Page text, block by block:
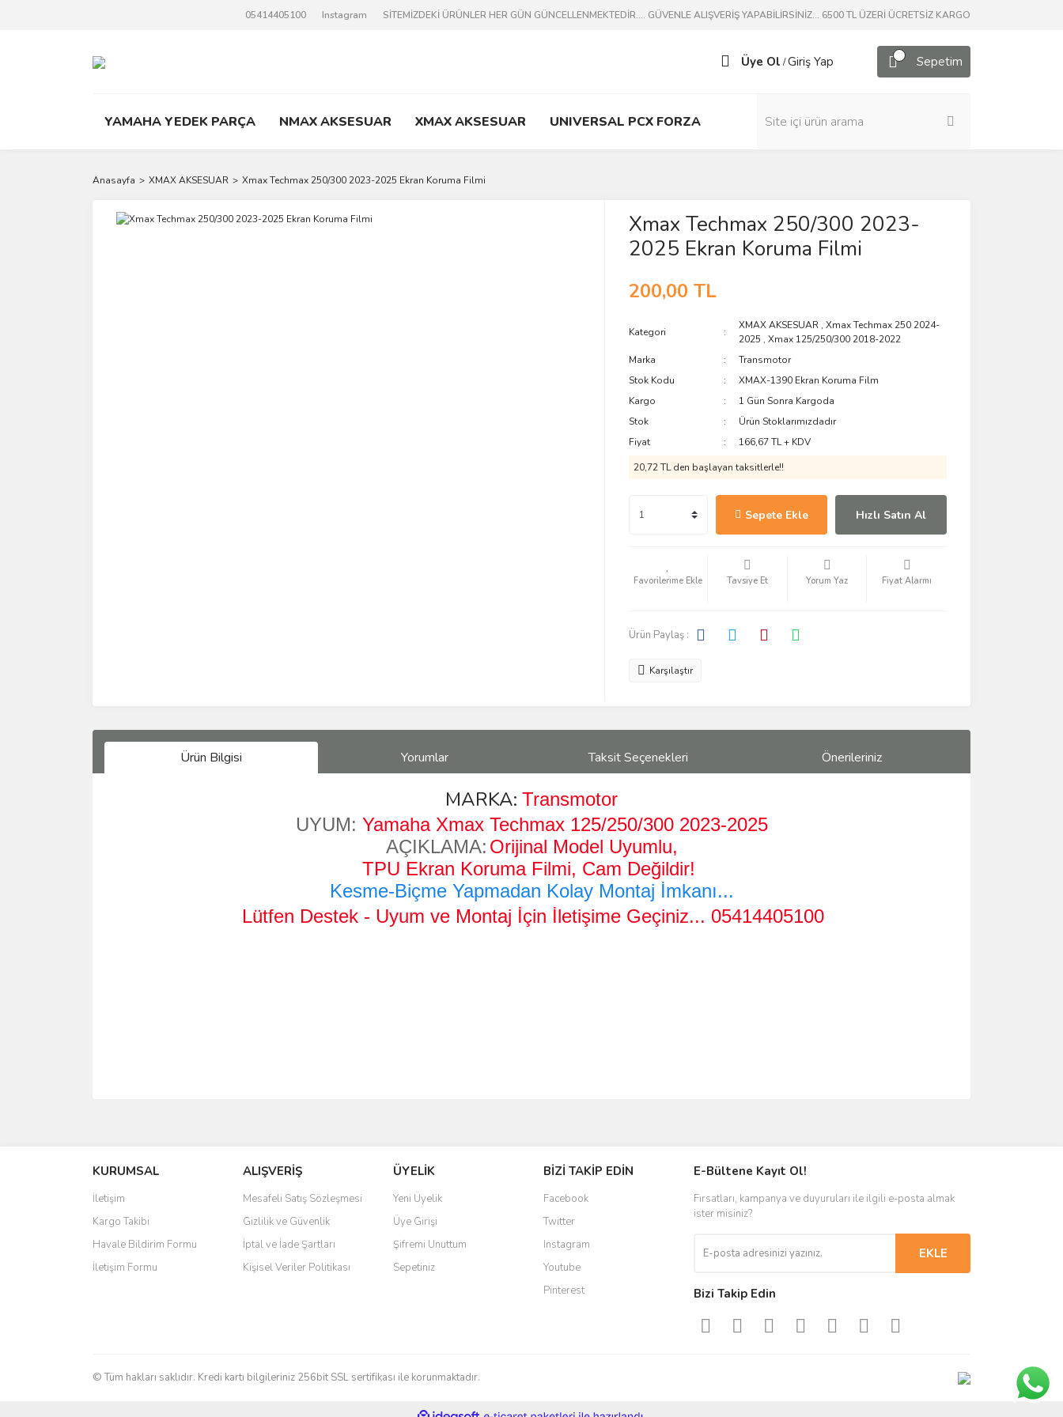
05414405100 Instagram SİTEMİZDEKİ ÜRÜNLER HER GÜN GÜNCELLENMEKTEDİR.... GÜVENLE ALIŞVERİŞ YAPABİLİRSİNİZ... 6500 TL ÜZERİ ÜCRETSİZ KARGO
Üye Ol /Giriş Yap Sepetim
YAMAHA YEDEK PARÇA NMAX AKSESUAR XMAX AKSESUAR UNIVERSAL PCX FORZA
Anasayfa XMAX AKSESUAR Xmax Techmax 250/300 2023-2025 Ekran Koruma Filmi
Xmax Techmax 250/300 2023-
2025 Ekran Koruma Filmi
200,00 TL
Kategori
XMAX AKSESUAR ,Xmax Techmax 250 2024-
2025 ,Xmax 125/250/300 2018-2022
Marka
Transmotor
Stok Kodu
XMAX-1390 Ekran Koruma Film
Kargo
1 Gün Sonra Kargoda
Stok
Ürün Stoklarımızdadır
Fiyat
166,67 TL + KDV
20,72 TL den başlayan taksitlerle!!
Sepete Ekle Hızlı Satın Al
Tavsiye Et Yorum Yaz Fiyat Alarmı
Ürün Paylaş :
Karşılaştır
Ürün Bilgisi Yorumlar Taksit Seçenekleri Önerileriniz
MARKA: Transmotor
UYUM: Yamaha Xmax Techmax 125/250/300 2023-2025
AÇIKLAMA: Orijinal Model Uyumlu,
TPU Ekran Koruma Filmi, Cam Değildir!
Kesme-Biçme Yapmadan Kolay Montaj İmkanı...
Lütfen Destek - Uyum ve Montaj İçin İletişime Geçiniz... 05414405100
Ürün resmi kalitesiz, bozuk veya görüntülenemiyor.
Ürün bilgilerinde hatalar bulunuyor.
Ürün fiyatı diğer sitelerden daha pahalı.
Bu ürüne benzer farklı alternatifler olmalı.
KURUMSAL
İletişim
Kargo Takibi
Havale Bildirim Formu
İletişim Formu
ALIŞVERİŞ
Mesafeli Satış Sözleşmesi
Gizlilik ve Güvenlik
İptal ve İade Şartları
Kişisel Veriler Politikası
ÜYELİK
Yeni Üyelik
Üye Girişi
Şifremi Unuttum
Sepetiniz
BİZİ TAKİP EDİN
Facebook
Twitter
Instagram
Youtube
Pinterest
E-Bültene Kayıt Ol!
Fırsatları, kampanya ve duyuruları ile ilgili e-posta almak
ister misiniz?
EKLE
Bizi Takip Edin
© Tüm hakları saklıdır. Kredi kartı bilgileriniz 256bit SSL sertifikası ile korunmaktadır.